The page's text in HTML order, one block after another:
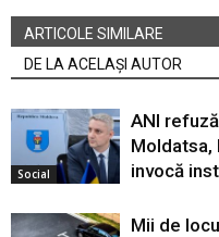
ARTICOLE SIMILARE
DE LA ACELAȘI AUTOR
Social
ANI
Moldatsa,
invocă
Mii de